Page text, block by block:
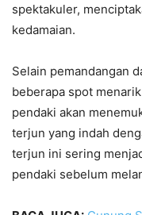
spektakuler,
kedamaian.
Selain pemandangan
beberapa spot
pendaki akan
terjun yang indah
terjun ini sering
pendaki sebelum